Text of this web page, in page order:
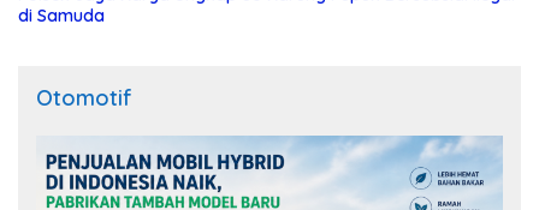
di Samuda
Otomotif